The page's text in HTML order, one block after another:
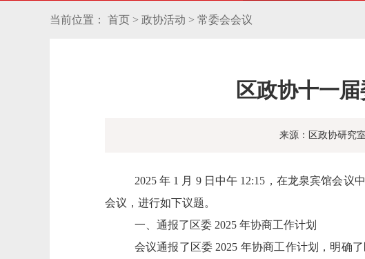
当前位置： 首页 > 政协活动 > 常委会会议
区政协十一
来源：区政协研究室
2025 年1 月 9 日中午 12:15 ，在龙泉宾馆会议
会议，进行如下议题。
一、 通报了区委2025 年协商工作计划
会议通报了区委 2025 年协商工作计划，明确